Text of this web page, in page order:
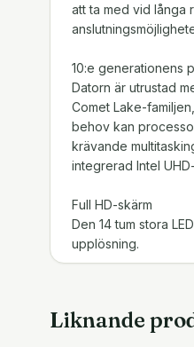
att ta med vid långa
10:e generationens
Datorn är utrustad
Comet Lake-
behov kan
krävande
integrerad Intel
Full HD-skärm
Den 14 tum stora
upplösning.
laddning av dina
Liknande